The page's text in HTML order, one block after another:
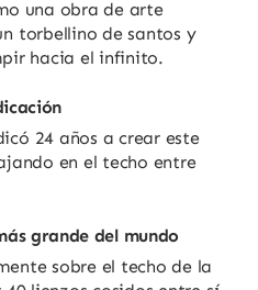
una obra de arte
torbellino de santos y
hacia el infinito.
24 años a crear este
en el techo entre
grande del mundo
sobre el techo de la